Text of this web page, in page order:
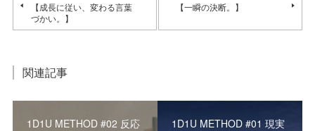
【成長に従い、変わる言葉
づかい。】
【一瞬の決断。】
関連記事
1D1U METHOD #02 反応
1D1U METHOD #01 現実